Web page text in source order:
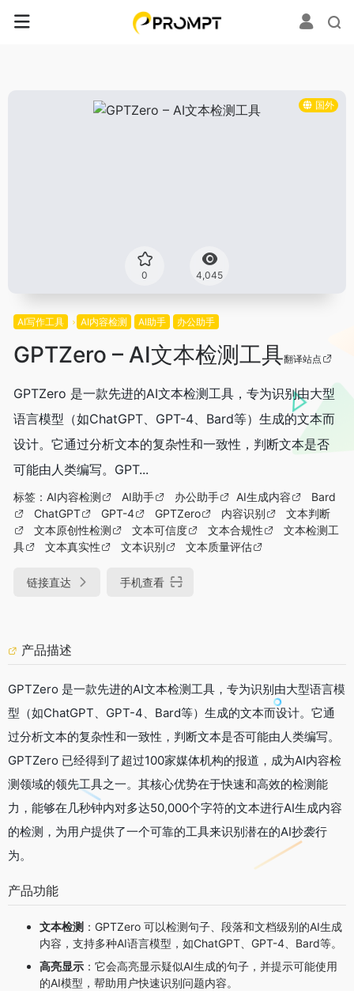
国外
0 4,045
AI写作工具 AI内容检测 AI助手 办公助手
GPTZero – AI文本检测工具翻译站点
GPTZero 是一款先进的AI文本检测工具，专为识别由大型
语言模型（如ChatGPT、GPT-4、Bard等）生成的文本而
设计。它通过分析文本的复杂性和一致性，判断文本是否
可能由人类编写。GPT...
标签： AI内容检测 AI助手 办公助手 AI生成内容
Bard
ChatGPT
GPT-4 GPTZero 内容识别
文本判断
文本原创性检测
文本可信度 文本合规性
文本检测工
具
文本真实性 文本识别 文本质量评估
链接直达 手机查看
产品描述
GPTZero 是一款先进的AI文本检测工具，专为识别由大型语言模
型（如ChatGPT、GPT-4、Bard等）生成的文本而设计。它通
过分析文本的复杂性和一致性，判断文本是否可能由人类编写。
GPTZero 已经得到了超过100家媒体机构的报道，成为AI内容检
测领域的领先工具之一。其核心优势在于快速和高效的检测能
力，能够在几秒钟内对多达50,000个字符的文本进行AI生成内容
的检测，为用户提供了一个可靠的工具来识别潜在的AI抄袭行
为。
产品功能
文本检测 ：GPTZero 可以检测句子、段落和文档级别的AI生成
内容，支持多种AI语言模型，如ChatGPT、GPT-4、Bard等。
高亮显示 ：它会高亮显示疑似AI生成的句子，并提示可能使用
的AI模型，帮助用户快速识别问题内容。